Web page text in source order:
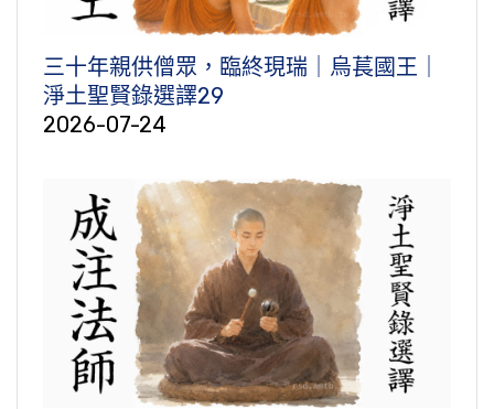
三十年親供僧眾，臨終現瑞｜烏萇國王｜
淨土聖賢錄選譯29
2026-07-24